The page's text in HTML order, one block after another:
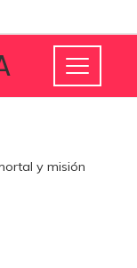
y misión